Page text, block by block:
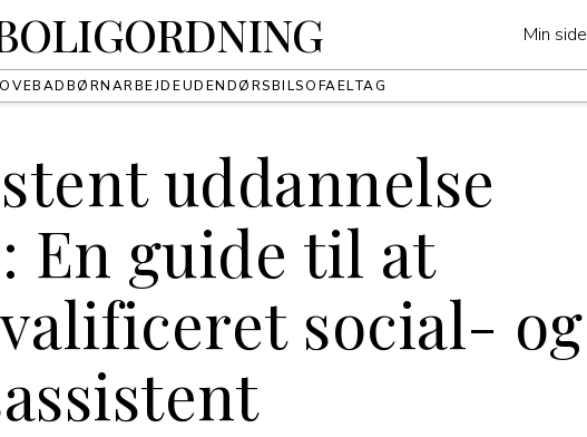
Min side
BADBØRNARBEJDEUDENDØRSBILSOFAELTAG
uddannelse
En guide til at
social- og